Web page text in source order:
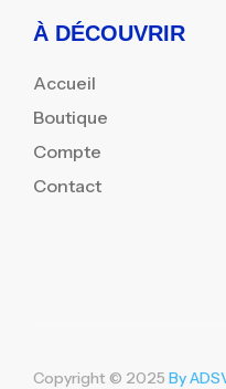
À DÉCOUVRIR
Accueil
Boutique
Compte
Contact
Copyright © 2025 By